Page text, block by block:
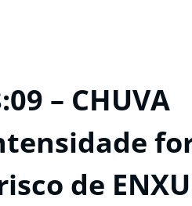
– CHUVA
de